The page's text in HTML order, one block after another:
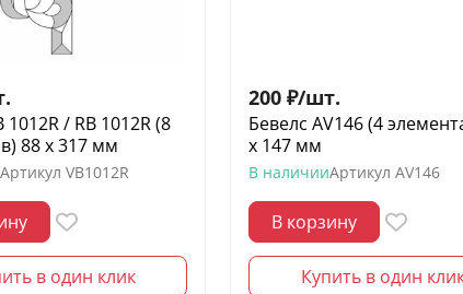
1012R / RB 1012R (8
88 х 317 мм
Артикул VB1012R
в один клик
200 ₽/шт.
Бевелс AV146 (4
х 147 мм
В наличииАртикул AV146
В корзину
Купить в один